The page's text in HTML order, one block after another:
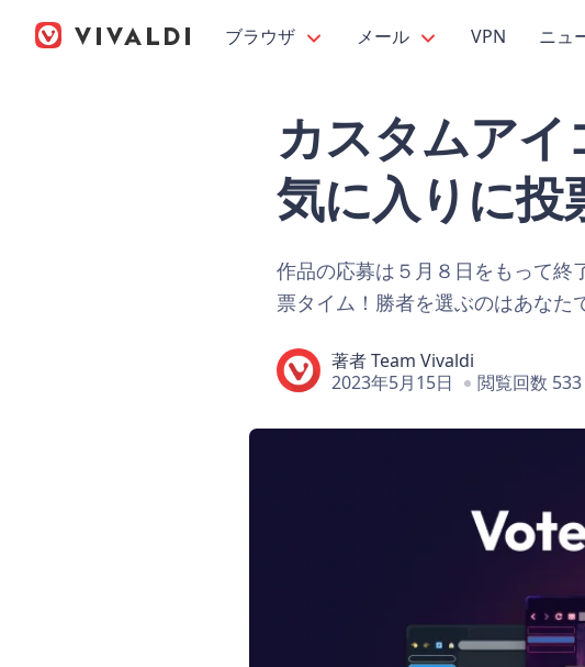
ブラウザ メール VPN ニュ
カスタムア
気に入りに投
作品の応募は５月８日をもって終
票タイム！勝者を選ぶのはあなた
著者Team Vivaldi
2023年5月15日
閲覧回数 533